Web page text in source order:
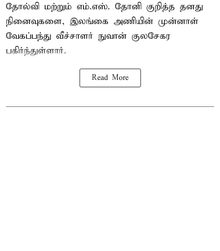
தோல்வி மற்றும் எம்.எஸ். தோனி குறித்த தனது
நினைவுகளை, இலங்கை அணியின் முன்னாள்
வேகப்பந்து வீச்சாளர் நுவான் குலசேகர
பகிர்ந்துள்ளார்.
Read More